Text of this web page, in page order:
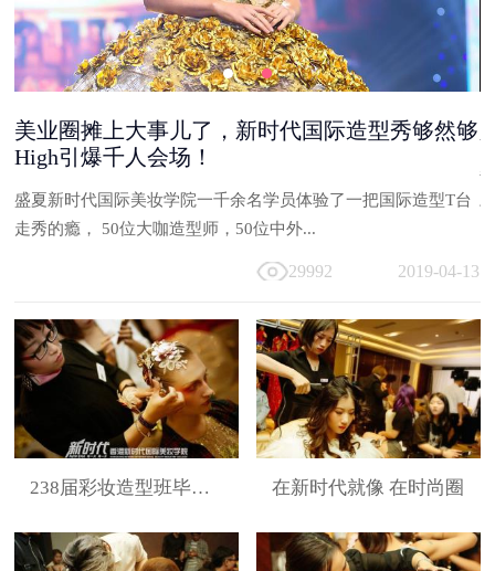
新时代国际形象节空降亚洲，与时尚邂逅。
每年一度的世界形象节造型大赛，是美业人的一场盛典，除了能
与同行伙伴一起交流经验之外，还可以...
238届彩妆造型班毕业展 在新时代就像 在时尚圈